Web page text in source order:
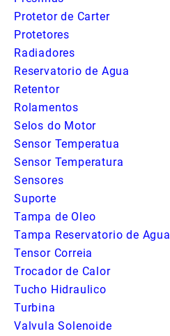
Protetor de Carter
Protetores
Radiadores
Reservatorio de Agua
Retentor
Rolamentos
Selos do Motor
Sensor Temperatua
Sensor Temperatura
Sensores
Suporte
Tampa de Oleo
Tampa Reservatorio de Agua
Tensor Correia
Trocador de Calor
Tucho Hidraulico
Turbina
Valvula Solenoide